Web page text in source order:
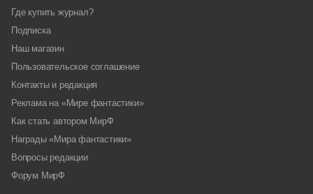
Где купить журнал?
Подписка
Наш магазин
Пользовательское соглашение
Контакты и редакция
Реклама на «Мире фантастики»
Как стать автором МирФ
Награды «Мира фантастики»
Вопросы редакции
Форум МирФ